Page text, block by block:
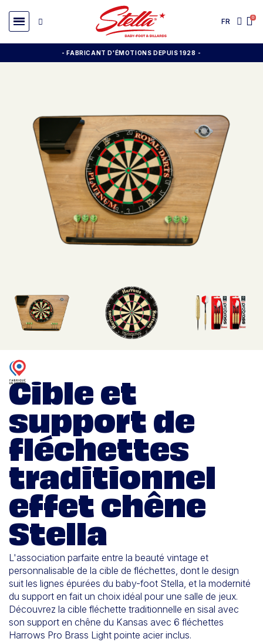
FR
- FABRICANT D'ÉMOTIONS DEPUIS 1928 -
Cible et
support de
fléchettes
traditionnel
effet chêne
Stella
L'association parfaite entre la beauté vintage et
personnalisable de la cible de fléchettes, dont le design
suit les lignes épurées du baby-foot Stella, et la modernité
du support en fait un choix idéal pour une salle de jeux.
Découvrez la cible fléchette traditionnelle en sisal avec
son support en chêne du Kansas avec 6 fléchettes
Harrows Pro Brass Light pointe acier inclus.